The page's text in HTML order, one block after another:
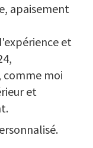
apaisement
et
comme moi
et